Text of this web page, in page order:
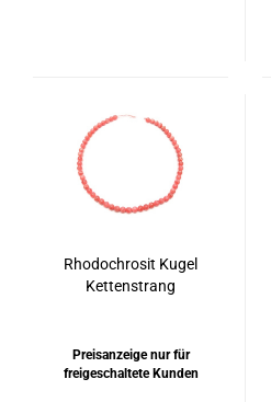
Rhodochrosit Kugel
Kettenstrang
Preisanzeige nur für
freigeschaltete Kunden